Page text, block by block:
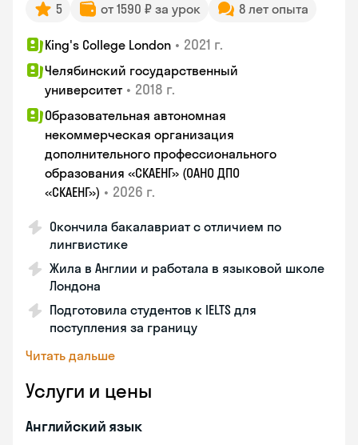
5 от 1590 ₽ за урок 8 лет опыта
King's College London • 2021 г.
Челябинский государственный
университет • 2018 г.
Образовательная автономная
некоммерческая организация
дополнительного профессионального
образования «СКАЕНГ» (ОАНО ДПО
«СКАЕНГ») • 2026 г.
Окончила бакалавриат с отличием по
лингвистике
Жила в Англии и работала в языковой школе
Лондона
Подготовила студентов к IELTS для
поступления за границу
Читать дальше
Услуги и цены
Английский язык